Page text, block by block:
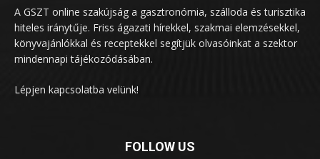
A GSZT online szakújság a gasztronómia, szálloda és turisztika
hiteles iránytűje. Friss ágazati hírekkel, szakmai elemzésekkel,
könyvajánlókkal és receptekkel segítjük olvasóinkat a szektor
mindennapi tájékozódásában.
Lépjen kapcsolatba velünk!
FOLLOW US